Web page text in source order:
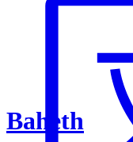
Baheth